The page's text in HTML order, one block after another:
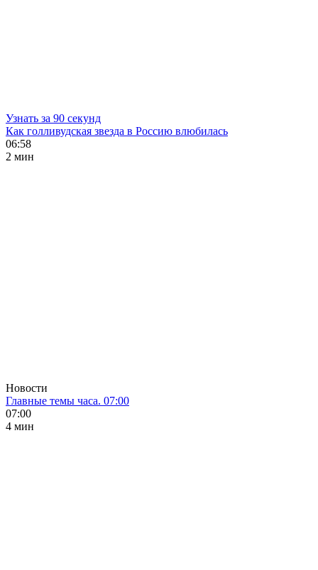
Узнать за 90 секунд
Как голливудская звезда в Россию влюбилась
06:58
2 мин
Новости
Главные темы часа. 07:00
07:00
4 мин